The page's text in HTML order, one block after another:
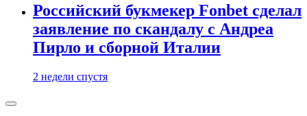
Российский букмекер Fonbet сделал
заявление по скандалу с Андреа
Пирло и сборной Италии
2 недели спустя